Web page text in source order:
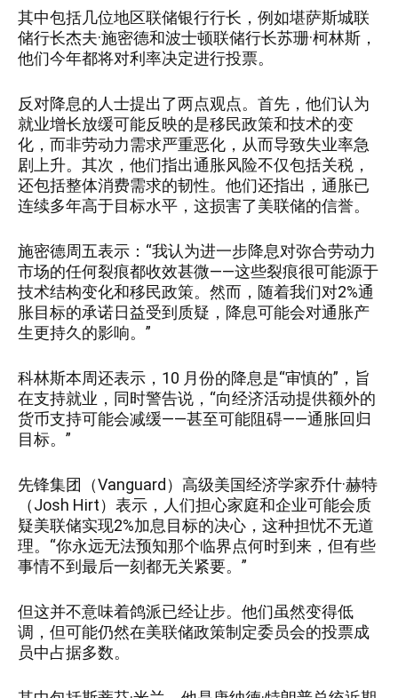
其中包括几位地区联储银行行长，例如堪萨斯城联
储行长杰夫·施密德和波士顿联储行长苏珊·柯林斯，
他们今年都将对利率决定进行投票。
反对降息的人士提出了两点观点。首先，他们认为
就业增长放缓可能反映的是移民政策和技术的变
化，而非劳动力需求严重恶化，从而导致失业率急
剧上升。其次，他们指出通胀风险不仅包括关税，
还包括整体消费需求的韧性。他们还指出，通胀已
连续多年高于目标水平，这损害了美联储的信誉。
施密德周五表示：“我认为进一步降息对弥合劳动力
市场的任何裂痕都收效甚微——这些裂痕很可能源于
技术结构变化和移民政策。然而，随着我们对2%通
胀目标的承诺日益受到质疑，降息可能会对通胀产
生更持久的影响。”
科林斯本周还表示，10 月份的降息是“审慎的”，旨
在支持就业，同时警告说，“向经济活动提供额外的
货币支持可能会减缓——甚至可能阻碍——通胀回归
目标。”
先锋集团（Vanguard）高级美国经济学家乔什·赫特
（Josh Hirt）表示，人们担心家庭和企业可能会质
疑美联储实现2%加息目标的决心，这种担忧不无道
理。“你永远无法预知那个临界点何时到来，但有些
事情不到最后一刻都无关紧要。”
但这并不意味着鸽派已经让步。他们虽然变得低
调，但可能仍然在美联储政策制定委员会的投票成
员中占据多数。